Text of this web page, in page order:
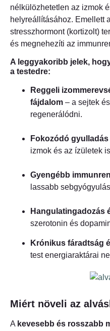
nélkülözhetetlen az izmok
helyreállításához. Emellett
stresszhormont (kortizolt)
és megnehezíti az
A leggyakoribb jelek,
a testedre:
Reggeli
fájdalom – a sejtek
regenerálódni.
Fokozódó
izmok és az ízületek
Gyengébb
lassabb
Hangulatingadozás
szerotonin és
Krónikus fáradtság
test energiaraktárai
Miért növeli az
A kevesebb és rosszabb